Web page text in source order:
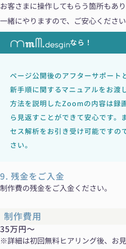
お客さまに操作してもらう箇所もあ
一緒にやりますので、ご安心ください
なら！
ページ公開後のアフターサポート
新手順に関するマニュアルをお渡
方法を説明したZoomの内容は録
ら見返すことができて安心です。
セス解析をお引き受け可能ですの
さい。
9. 残金をご入金
制作費の残金をご入金ください。
制作費用
35万円〜
※詳細は初回無料ヒアリング後、お